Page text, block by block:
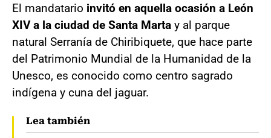
El mandatario invitó en aquella ocasión a León
XIV a la ciudad de Santa Marta y al parque
natural Serranía de Chiribiquete, que hace parte
del Patrimonio Mundial de la Humanidad de la
Unesco, es conocido como centro sagrado
indígena y cuna del jaguar.
Lea también